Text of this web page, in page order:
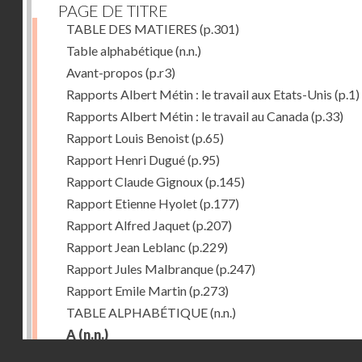
PAGE DE TITRE
TABLE DES MATIERES (p.301)
Table alphabétique(n.n.)
Avant-propos (p.r3)
Rapports Albert Métin : le travail aux Etats-Unis (p.1)
Rapports Albert Métin : le travail au Canada(p.33)
Rapport Louis Benoist(p.65)
Rapport Henri Dugué(p.95)
Rapport Claude Gignoux(p.145)
Rapport Etienne Hyolet(p.177)
Rapport Alfred Jaquet(p.207)
Rapport Jean Leblanc (p.229)
Rapport Jules Malbranque(p.247)
Rapport Emile Martin(p.273)
TABLE ALPHABÉTIQUE(n.n.)
A (n.n.)